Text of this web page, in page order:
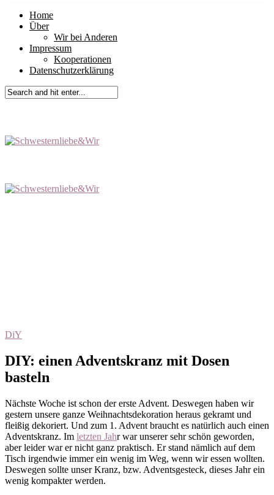
Home
Über
Wir bei Anderen
Impressum
Kooperationen
Datenschutzerklärung
DiY
DIY: einen Adventskranz mit Dosen
basteln
Nächste Woche ist schon der erste Advent. Deswegen haben wir
gestern unsere ganze Weihnachtsdekoration heraus gekramt und
fleißig dekoriert. Und zum 1. Advent braucht es natürlich auch einen
Adventskranz. Im letzten Jahr war unserer sehr schön geworden,
aber leider war er nicht ganz praktisch. Er stand nämlich auf dem
Tisch irgendwie immer ein wenig im Weg, wenn wir essen wollten.
Deswegen sollte unser Kranz, bzw. Adventsgesteck, dieses Jahr ein
wenig kompakter werden.